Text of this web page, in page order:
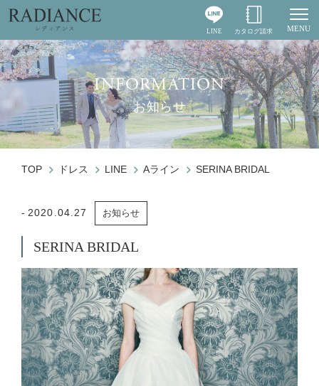
MENU
LINE カタログ請求
INFORMATION
お知らせ
TOP ドレス LINE Aライン SERINA BRIDAL
2020.04.27 お知らせ
SERINA BRIDAL